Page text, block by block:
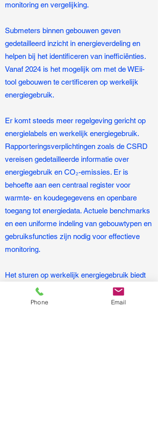
monitoring en vergelijking.
Submeters binnen gebouwen geven
gedetailleerd inzicht in energieverdeling en
helpen bij het identificeren van inefficiënties.
Vanaf 2024 is het mogelijk om met de WEii-
tool gebouwen te certificeren op werkelijk
energiegebruik.
Er komt steeds meer regelgeving gericht op
energielabels en werkelijk energiegebruik.
Rapporteringsverplichtingen zoals de CSRD
vereisen gedetailleerde informatie over
energiegebruik en CO₂-emissies. Er is
behoefte aan een centraal register voor
warmte- en koudegegevens en openbare
toegang tot energiedata. Actuele benchmarks
en een uniforme indeling van gebouwtypen en
gebruiksfuncties zijn nodig voor effectieve
monitoring.
Het sturen op werkelijk energiegebruik biedt
nauwkeurige inzichten en praktische
voordelen voor verduurzaming. Er zijn
Phone Email